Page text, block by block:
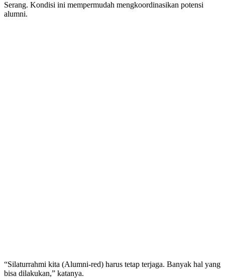
Serang. Kondisi ini mempermudah mengkoordinasikan potensi
alumni.
“Silaturrahmi kita (Alumni-red) harus tetap terjaga. Banyak hal yang
bisa dilakukan,” katanya.